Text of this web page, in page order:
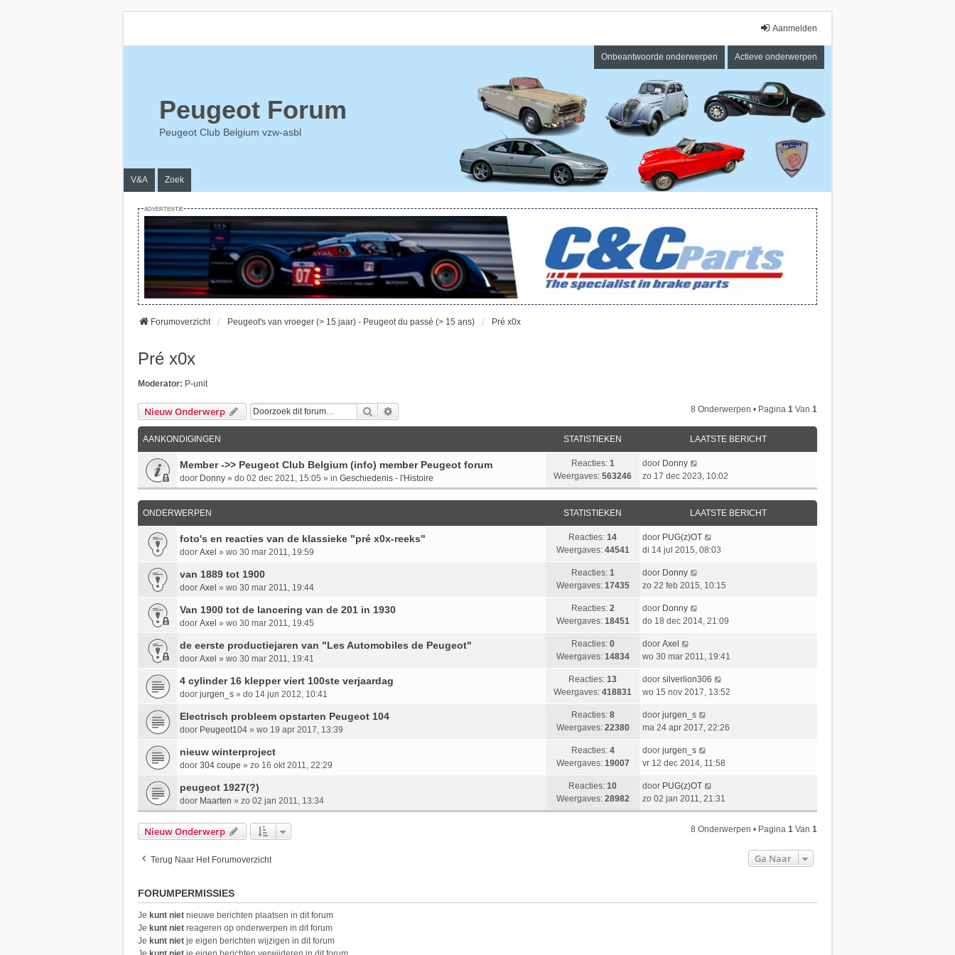
Aanmelden
Onbeantwoorde onderwerpen Actieve onderwerpen
Peugeot Forum
Peugeot Club Belgium vzw-asbl
V&A Zoek
ADVERTENTIE
Forumoverzicht Peugeot's van vroeger (> 15 jaar) - Peugeot du passé (> 15 ans) Pré x0x
Pré x0x
Moderator: P-unit
Nieuw Onderwerp Zoek 8 Onderwerpen • Pagina 1 Van 1
AANKONDIGINGEN STATISTIEKEN LAATSTE BERICHT
Member ->> Peugeot Club Belgium (info) member Peugeot forum
door Donny » do 02 dec 2021, 15:05 » in Geschiedenis - l'Histoire
Reacties: 1
Weergaves: 563246
L
a
a
t
t
e
b
r
i
c
h
door Donny
zo 17 dec 2023, 10:02
ONDERWERPEN STATISTIEKEN LAATSTE BERICHT
foto's en reacties van de klassieke "pré x0x-reeks"
door Axel » wo 30 mar 2011, 19:59
Reacties: 14
Weergaves: 44541
L
a
t
s
e
b
e
c
h
door PUG(z)OT
di 14 jul 2015, 08:03
van 1889 tot 1900
door Axel » wo 30 mar 2011, 19:44
Reacties: 1
Weergaves: 17435
L
a
t
s
e
b
e
c
h
door Donny
zo 22 feb 2015, 10:15
Van 1900 tot de lancering van de 201 in 1930
door Axel » wo 30 mar 2011, 19:45
Reacties: 2
Weergaves: 18451
L
a
t
s
e
b
e
c
h
door Donny
do 18 dec 2014, 21:09
de eerste productiejaren van "Les Automobiles de Peugeot"
door Axel » wo 30 mar 2011, 19:41
Reacties: 0
Weergaves: 14834
L
a
t
s
e
b
e
c
h
t
door Axel
wo 30 mar 2011, 19:41
4 cylinder 16 klepper viert 100ste verjaardag
door jurgen_s » do 14 jun 2012, 10:41
Reacties: 13
Weergaves: 418831
L
a
t
s
e
b
e
door silverlion306
wo 15 nov 2017, 13:52
Electrisch probleem opstarten Peugeot 104
door Peugeot104 » wo 19 apr 2017, 13:39
Reacties: 8
Weergaves: 22380
L
a
t
s
e
b
door jurgen_s
ma 24 apr 2017, 22:26
nieuw winterproject
door 304 coupe » zo 16 okt 2011, 22:29
Reacties: 4
Weergaves: 19007
L
a
t
s
t
h
door jurgen_s
vr 12 dec 2014, 11:58
peugeot 1927(?)
door Maarten » zo 02 jan 2011, 13:34
Reacties: 10
Weergaves: 28982
L
a
a
r
door PUG(z)OT
zo 02 jan 2011, 21:31
Nieuw Onderwerp 8 Onderwerpen • Pagina 1 Van 1
Terug Naar Het Forumoverzicht Ga Naar
FORUMPERMISSIES
Je kunt niet nieuwe berichten plaatsen in dit forum
Je kunt niet reageren op onderwerpen in dit forum
Je kunt niet je eigen berichten wijzigen in dit forum